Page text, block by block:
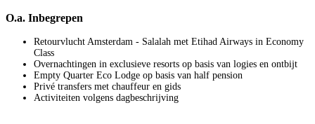
O.a. Inbegrepen
Retourvlucht Amsterdam - Salalah met Etihad Airways in Economy
Class
Overnachtingen in exclusieve resorts op basis van logies en ontbijt
Empty Quarter Eco Lodge op basis van half pension
Privé transfers met chauffeur en gids
Activiteiten volgens dagbeschrijving